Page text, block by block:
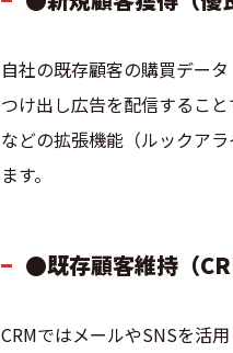
自社の既存顧客の購買デー
つけ出し広告を配信するこ
などの拡張機能（ルックア
ます。
●既存顧客維持（
CRMではメールやSNSを活